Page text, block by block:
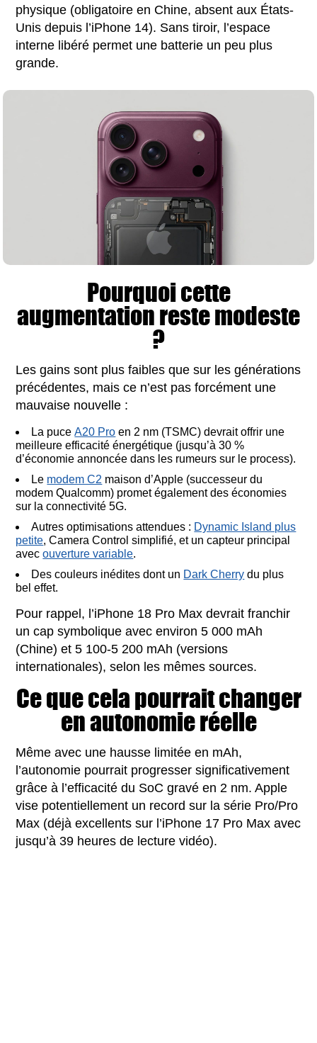
physique (obligatoire en Chine, absent aux États-
Unis depuis l’iPhone 14). Sans tiroir, l’espace
interne libéré permet une batterie un peu plus
grande.
Pourquoi cette
augmentation reste modeste
?
Les gains sont plus faibles que sur les générations
précédentes, mais ce n’est pas forcément une
mauvaise nouvelle :
La puceA20 Pro en 2 nm (TSMC) devrait offrir une
meilleure efficacité énergétique (jusqu’à 30 %
d’économie annoncée dans les rumeurs sur le process).
Le modem C2 maison d’Apple (successeur du
modem Qualcomm) promet également des économies
sur la connectivité 5G.
Autres optimisations attendues : Dynamic Island plus
petite, Camera Control simplifié, et un capteur principal
avecouverture variable.
Des couleurs inédites dont un Dark Cherry du plus
bel effet.
Pour rappel, l’iPhone 18 Pro Max devrait franchir
un cap symbolique avec environ 5 000 mAh
(Chine) et 5 100-5 200 mAh (versions
internationales), selon les mêmes sources.
Ce que cela pourrait changer
en autonomie réelle
Même avec une hausse limitée en mAh,
l’autonomie pourrait progresser significativement
grâce à l’efficacité du SoC gravé en 2 nm. Apple
vise potentiellement un record sur la série Pro/Pro
Max (déjà excellents sur l’iPhone 17 Pro Max avec
jusqu’à 39 heures de lecture vidéo).